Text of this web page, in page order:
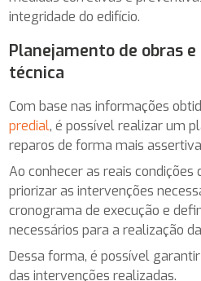
integridade do edifício.
Planejamento de obras
técnica
Com base nas informações
predial, é possível realizar um
reparos de forma mais
Ao conhecer as reais condições
priorizar as intervenções
cronograma de execução e
necessários para a realização
Dessa forma, é possível
das intervenções realizadas.